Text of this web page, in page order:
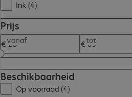
Ink (4)
Prijs
vanaf tot
Beschikbaarheid
Op voorraad (4)